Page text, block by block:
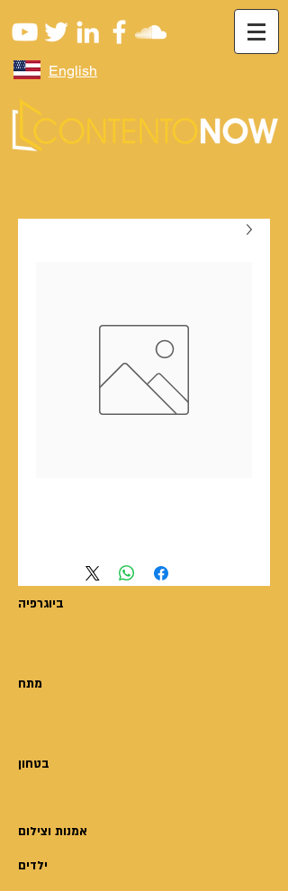
English
ביוגרפיה
מתח
בטחון
אמנות וצילום
ילדים